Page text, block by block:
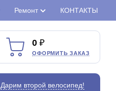
Ремонт КОНТАКТЫ
0
ОФОРМИТЬ ЗАКАЗ
Дарим второй велосипед!